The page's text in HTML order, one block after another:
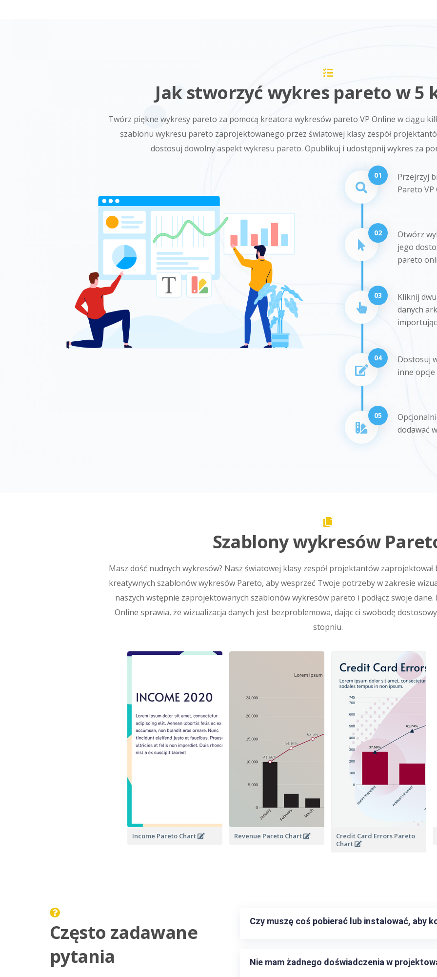
Jak stworzyć wykres pareto w 5
Twórz piękne wykresy pareto za pomocą kreatora wykresów pareto VP Online w ciągu
szablonu wykresu pareto zaprojektowanego przez światowej klasy zespół
dostosuj dowolny aspekt wykresu pareto. Opublikuj i udostępnij wykres za
01
Przejrzyj
Pareto VP
02
Otwórz
jego
pareto
03
Kliknij
danych
04
Dostosuj
inne
05
dodawać
Szablony wykresów
Masz dość nudnych wykresów? Nasz światowej klasy zespół projektantów
kreatywnych szablonów wykresów Pareto, aby wesprzeć Twoje potrzeby w zakresie
naszych wstępnie zaprojektowanych szablonów wykresów pareto i podłącz swoje
Online sprawia, że wizualizacja danych jest bezproblemowa, dając ci swobodę
stopniu.
Income Pareto Chart Revenue Pareto Chart
Credit Card Errors Pareto
Chart
Często zadawane
pytania
Czy muszę coś pobierać lub instalować, aby
Nie mam żadnego doświadczenia w